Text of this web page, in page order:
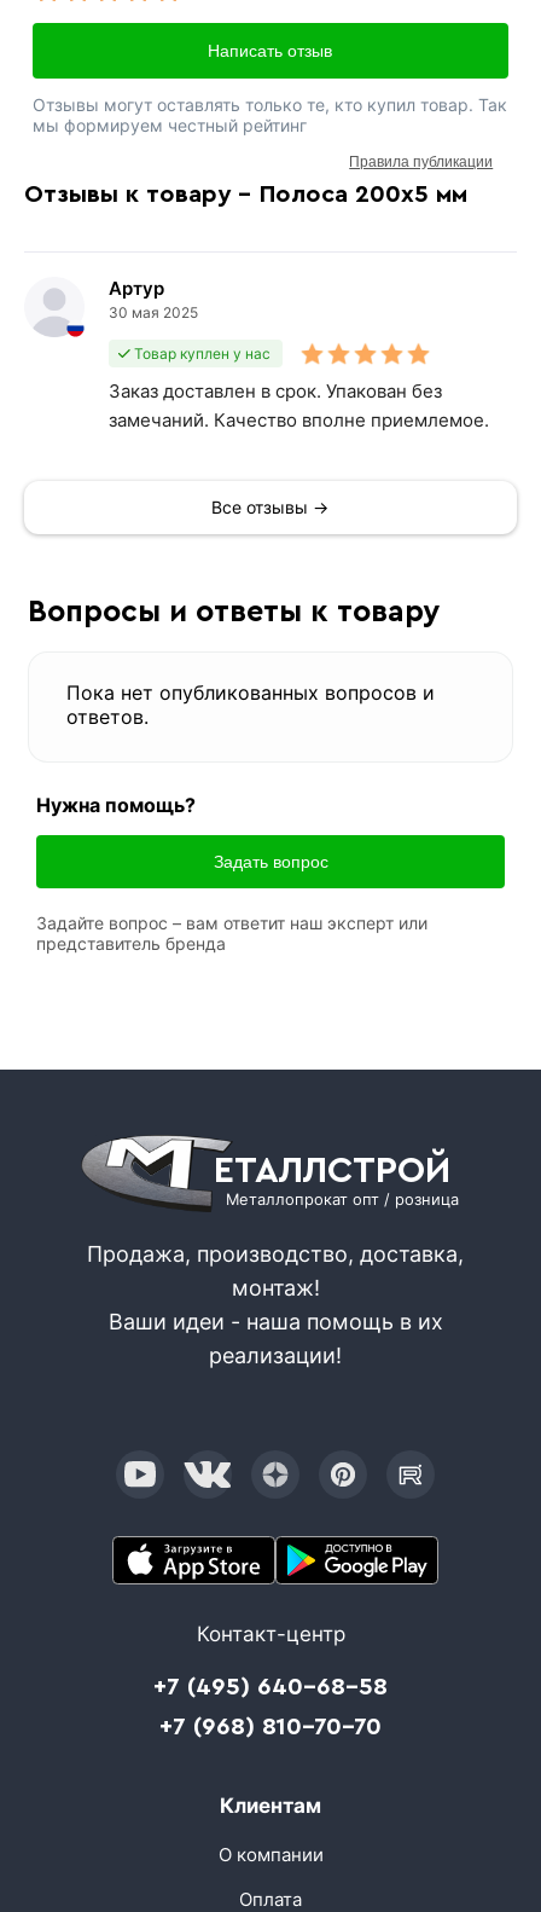
Отзывы к товару - Полоса 200х5 мм
Артур
30 мая 2025
Товар куплен у нас
Заказ доставлен в срок. Упакован без
замечаний. Качество вполне приемлемое.
Все отзывы →
Написать отзыв
Отзывы могут оставлять только те, кто купил товар. Так
мы формируем честный рейтинг
Правила публикации
Вопросы и ответы к товару
Пока нет опубликованных вопросов и
ответов.
Нужна помощь?
Задать вопрос
Задайте вопрос – вам ответит наш эксперт или
представитель бренда
ЕТАЛЛСТРОЙ
Металлопрокат опт / розница
Продажа, производство, доставка,
монтаж!
Ваши идеи - наша помощь в их
реализации!
Контакт-центр
+7 (495) 640-68-58
+7 (968) 810-70-70
Клиентам
О компании
Оплата